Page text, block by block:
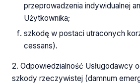
przeprowadzenia indywidualnej
Użytkownika;
szkodę w postaci utraconych
cessans).
2. Odpowiedzialność Usługodawcy
szkody rzeczywistej (damnum